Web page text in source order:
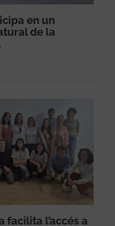
en un
de la
facilita l’accés a